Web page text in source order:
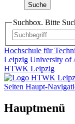
Suche
Suchbox. Bitte
Hochschule für
Leipzig University of
HTWK Leipzig
Seiten Haupt-
Hauptmenü